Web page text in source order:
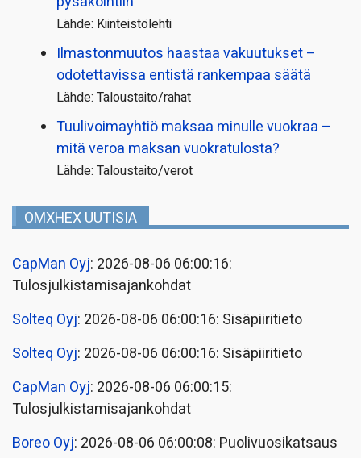
Lähde: Kiinteistölehti
Ilmastonmuutos haastaa vakuutukset –
odotettavissa entistä rankempaa säätä
Lähde: Taloustaito/rahat
Tuulivoimayhtiö maksaa minulle vuokraa –
mitä veroa maksan vuokratulosta?
Lähde: Taloustaito/verot
OMXHEX UUTISIA
CapMan Oyj: 2026-08-06 06:00:16:
Tulosjulkistamisajankohdat
Solteq Oyj: 2026-08-06 06:00:16: Sisäpiiritieto
Solteq Oyj: 2026-08-06 06:00:16: Sisäpiiritieto
CapMan Oyj: 2026-08-06 06:00:15:
Tulosjulkistamisajankohdat
Boreo Oyj: 2026-08-06 06:00:08: Puolivuosikatsaus